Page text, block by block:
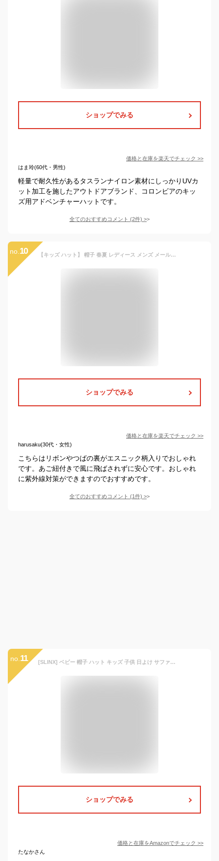
ショップでみる
価格と在庫を楽天でチェック >>
はま玲(60代・男性)
軽量で耐久性があるタスランナイロン素材にしっかりUVカ
ット加工を施したアウトドアブランド、コロンビアのキッ
ズ用アドベンチャーハットです。
全てのおすすめコメント (2件) >
no. 10 【キッズ ハット】 帽子 春夏 レディース メンズ メール便送料無料 サファリハット おしゃれ アドベンチャーハット 男の子 女の子 子ども S M L エスニック カジュアル 紫外線 日よけ レジャー アウトドア 遠足 登山 親子 パパ ママ 家族 おそろい【Ethnic Safari Hat】
ショップでみる
価格と在庫を楽天でチェック >>
harusaku(30代・女性)
こちらはリボンやつばの裏がエスニック柄入りでおしゃれ
です。あご紐付きで風に飛ばされずに安心です。おしゃれ
に紫外線対策ができますのでおすすめです。
全てのおすすめコメント (1件) >
no. 11 [SLINX] ベビー 帽子 ハット キッズ 子供 日よけ サファリハット つば広 日除け帽子 男の子 赤ちゃん UVカット おしゃれ コンビカラー あごひも 紫外線対策 フラップキャップ帽子 かわいい 春夏 通園/通学/海遊び/旅行 XM20 (JP, 数字サイズ, 50.0 cm, パープル)
ショップでみる
価格と在庫をAmazonでチェック >>
たなかさん